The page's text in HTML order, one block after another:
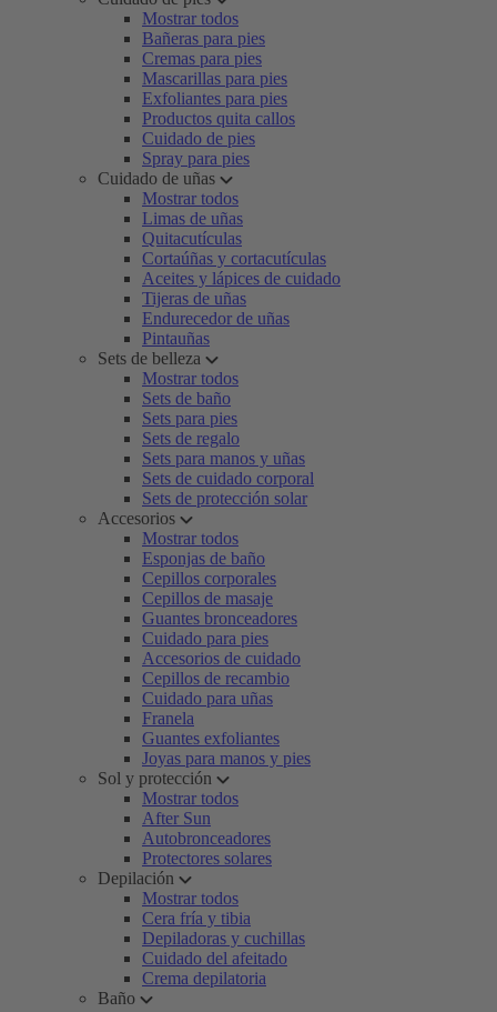
Mostrar todos
Bañeras para pies
Cremas para pies
Mascarillas para pies
Exfoliantes para pies
Productos quita callos
Cuidado de pies
Spray para pies
Cuidado de uñas
Mostrar todos
Limas de uñas
Quitacutículas
Cortaúñas y cortacutículas
Aceites y lápices de cuidado
Tijeras de uñas
Endurecedor de uñas
Pintauñas
Sets de belleza
Mostrar todos
Sets de baño
Sets para pies
Sets de regalo
Sets para manos y uñas
Sets de cuidado corporal
Sets de protección solar
Accesorios
Mostrar todos
Esponjas de baño
Cepillos corporales
Cepillos de masaje
Guantes bronceadores
Cuidado para pies
Accesorios de cuidado
Cepillos de recambio
Cuidado para uñas
Franela
Guantes exfoliantes
Joyas para manos y pies
Sol y protección
Mostrar todos
After Sun
Autobronceadores
Protectores solares
Depilación
Mostrar todos
Cera fría y tibia
Depiladoras y cuchillas
Cuidado del afeitado
Crema depilatoria
Baño